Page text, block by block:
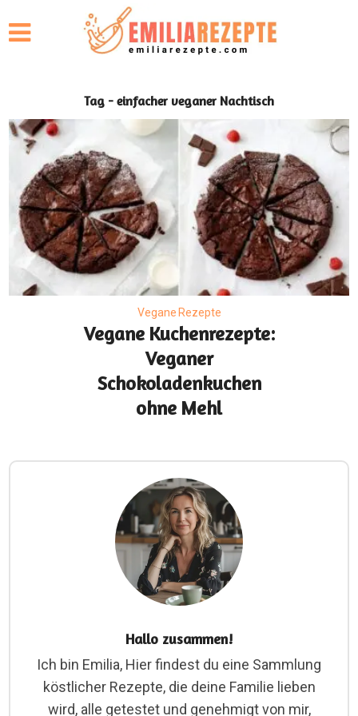
Tag - einfacher veganer Nachtisch
Vegane Rezepte
Vegane Kuchenrezepte:
Veganer
Schokoladenkuchen
ohne Mehl
Hallo zusammen!
Ich bin Emilia, Hier findest du eine Sammlung
köstlicher Rezepte, die deine Familie lieben
wird, alle getestet und genehmigt von mir,